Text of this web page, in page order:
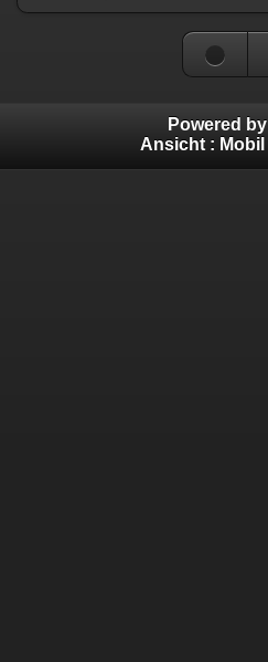
Powered by
Ansicht : Mobil